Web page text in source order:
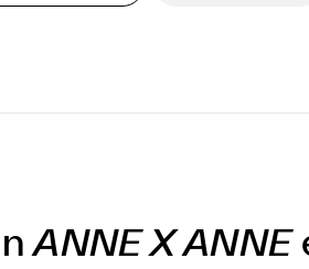
ANNE X ANNE